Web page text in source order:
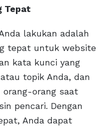
Tepat
lakukan adalah
tepat untuk website
kata kunci yang
topik Anda, dan
orang-orang saat
pencari. Dengan
Anda dapat